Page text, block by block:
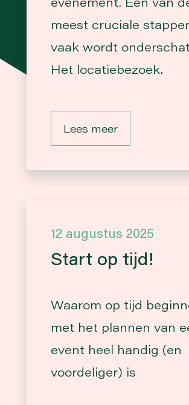
meest cruciale
vaak wordt
Het locatiebezoek.
Lees meer
12 augustus 2025
Start op tijd!
Waarom op tijd
met het plannen van
event heel handig (en
voordeliger) is